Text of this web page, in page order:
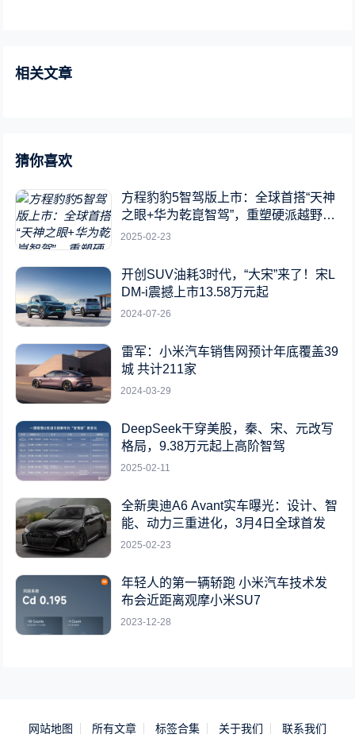
相关文章
猜你喜欢
方程豹豹5智驾版上市：全球首搭“天神
之眼+华为乾崑智驾”，重塑硬派越野新
标杆
2025-02-23
开创SUV油耗3时代，“大宋”来了！宋L
DM-i震撼上市13.58万元起
2024-07-26
雷军：小米汽车销售网预计年底覆盖39
城 共计211家
2024-03-29
DeepSeek干穿美股，秦、宋、元改写
格局，9.38万元起上高阶智驾
2025-02-11
全新奥迪A6 Avant实车曝光：设计、智
能、动力三重进化，3月4日全球首发
2025-02-23
年轻人的第一辆轿跑 小米汽车技术发
布会近距离观摩小米SU7
2023-12-28
网站地图 所有文章 标签合集 关于我们 联系我们